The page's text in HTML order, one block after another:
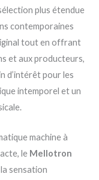
plus étendue
contemporaines
tout en offrant
et aux producteurs,
d’intérêt pour les
intemporel et un
machine à
le Mellotron
sensation